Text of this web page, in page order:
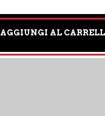
AGGIUNGI AL